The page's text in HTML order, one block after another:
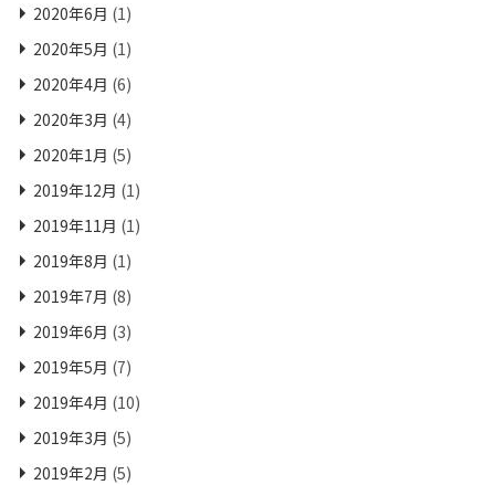
2020年6月 (1)
2020年5月 (1)
2020年4月 (6)
2020年3月 (4)
2020年1月 (5)
2019年12月 (1)
2019年11月 (1)
2019年8月 (1)
2019年7月 (8)
2019年6月 (3)
2019年5月 (7)
2019年4月 (10)
2019年3月 (5)
2019年2月 (5)